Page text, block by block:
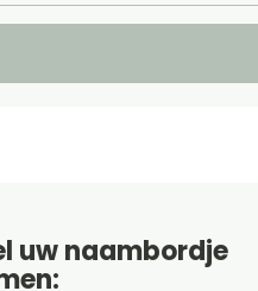
uw naambordje